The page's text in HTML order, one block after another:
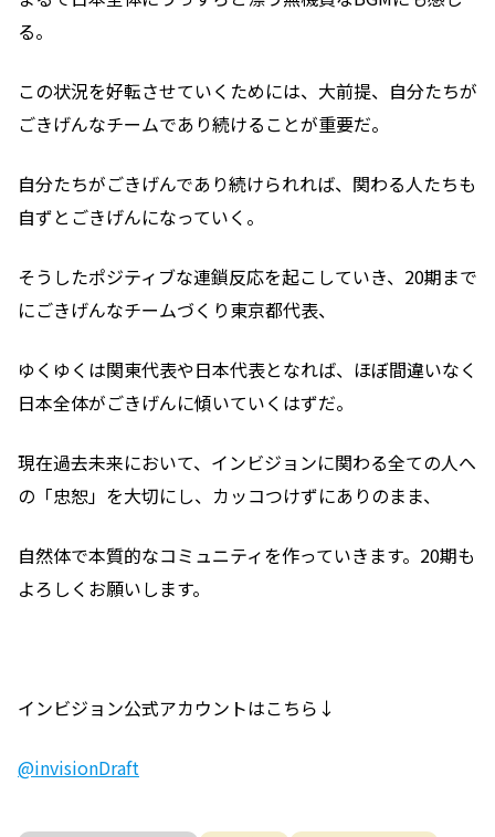
る。
この状況を好転させていくためには、大前提、自分たちが
ごきげんなチームであり続けることが重要だ。
自分たちがごきげんであり続けられれば、関わる人たちも
自ずとごきげんになっていく。
そうしたポジティブな連鎖反応を起こしていき、20期まで
にごきげんなチームづくり東京都代表、
ゆくゆくは関東代表や日本代表となれば、ほぼ間違いなく
日本全体がごきげんに傾いていくはずだ。
現在過去未来において、インビジョンに関わる全ての人へ
の「忠恕」を大切にし、カッコつけずにありのまま、
自然体で本質的なコミュニティを作っていきます。20期も
よろしくお願いします。
インビジョン公式アカウントはこちら↓
@invisionDraft